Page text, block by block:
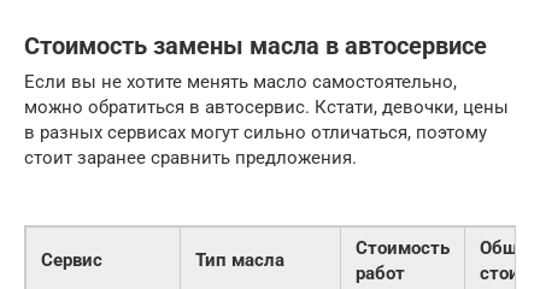
Стоимость замены масла в автосервисе
Если вы не хотите менять масло самостоятельно,
можно обратиться в автосервис. Кстати, девочки, цены
в разных сервисах могут сильно отличаться, поэтому
стоит заранее сравнить предложения.
Сервис Тип масла
Стоимость
работ
Общая